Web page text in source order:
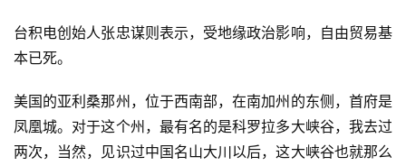
台积电创始人张忠谋则表示，受地缘政治影响，自由贸易基
本已死。
美国的亚利桑那州，位于西南部，在南加州的东侧，首府是
凤凰城。对于这个州，最有名的是科罗拉多大峡谷，我去过
两次，当然，见识过中国名山大川以后，这大峡谷也就那么